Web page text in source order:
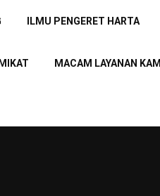
ILMU PENGERET HARTA
MACAM LAYANAN KAMI